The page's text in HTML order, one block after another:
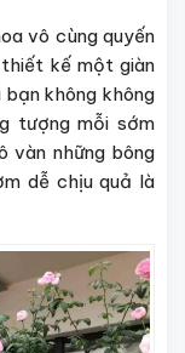
vô cùng quyến
kế một giàn
bạn không không
tượng mỗi sớm
vàn những bông
dễ chịu quả là